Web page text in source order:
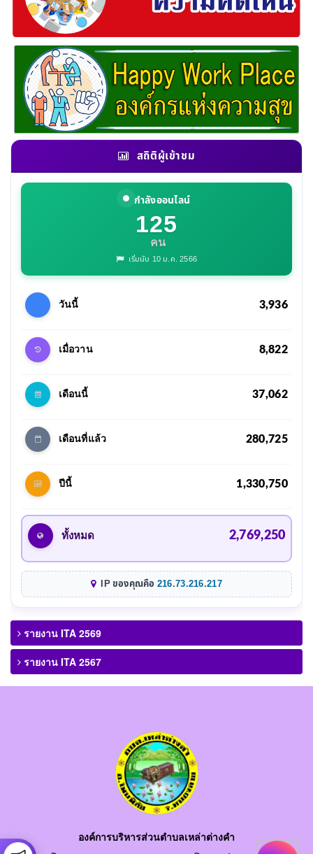
สถิติผู้เข้าชม
กำลังออนไลน์
125
คน
เริ่มนับ 10 ม.ค. 2566
วันนี้ 3,936
เมื่อวาน 8,822
เดือนนี้ 37,062
เดือนที่แล้ว 280,725
ปีนี้ 1,330,750
ทั้งหมด 2,769,250
IP ของคุณคือ 216.73.216.217
รายงาน ITA 2569
รายงาน ITA 2567
องค์การบริหารส่วนตำบลเหล่าต่างคำ